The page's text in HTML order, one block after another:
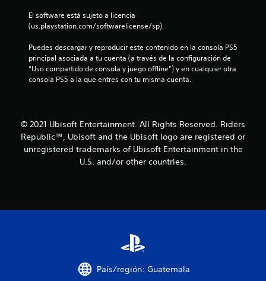
o
t
d
e
El software está sujeto a licencia
(us.playstation.com/softwarelicense/sp).
Puedes descargar y reproducir este contenido en la consola PS5
principal asociada a tu cuenta (a través de la configuración de
“Uso compartido de consola y juego offline”) y en cualquier otra
consola PS5 a la que entres con tu misma cuenta.
© 2021 Ubisoft Entertainment. All Rights Reserved. Riders
Republic™, Ubisoft and the Ubisoft logo are registered or
unregistered trademarks of Ubisoft Entertainment in the
U.S. and/or other countries.
País/región: Guatemala